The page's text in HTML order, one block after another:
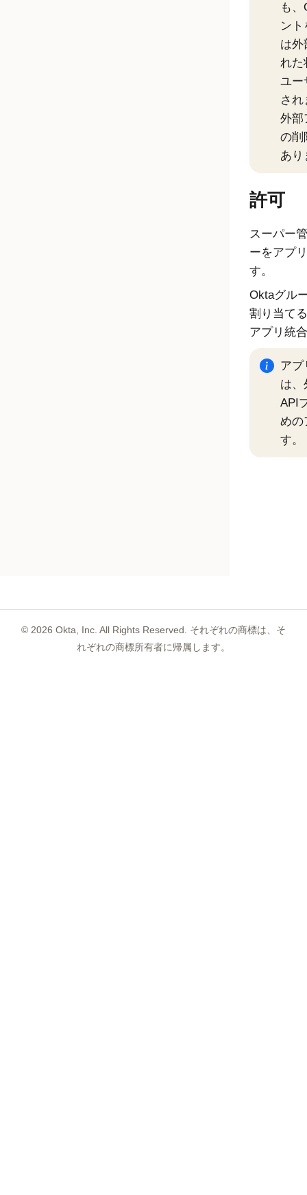
も、
ン
は外
れた
ユー
さ
外部
の削
あり
許可
スーパー
ーをアプ
す。
Oktaグル
割り当て
アプリ統
アプ
は、
API
めの
す。
© 2026 Okta, Inc. All Rights Reserved. それぞれの商標は、そ
れぞれの商標所有者に帰属します。